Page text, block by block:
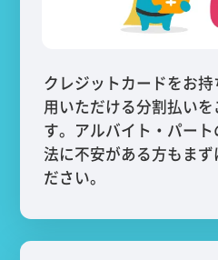
クレジットカードをお
用いただける分割払い
す。アルバイト・パー
法に不安がある方もまず
ださい。